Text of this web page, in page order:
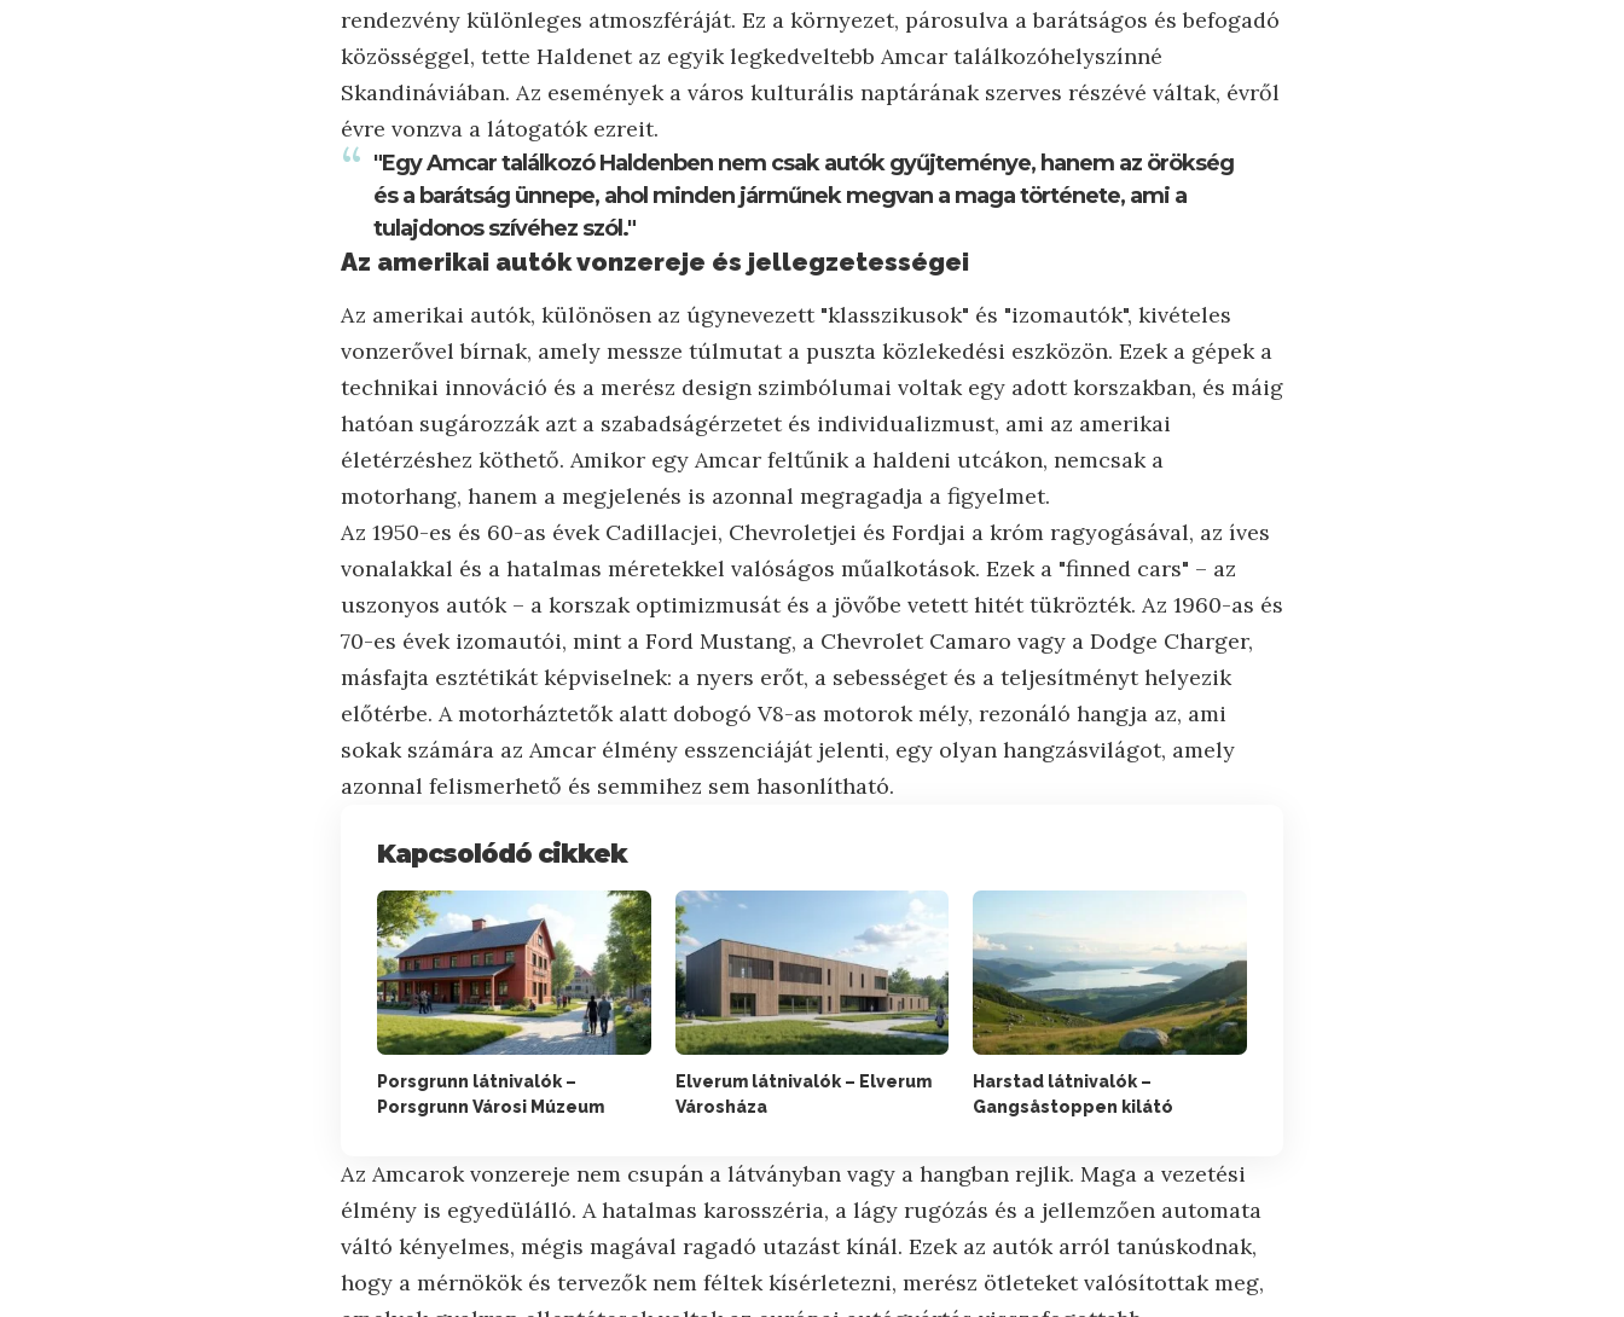
rendezvény különleges atmoszféráját. Ez a környezet, párosulva a barátságos és befogadó
közösséggel, tette Haldenet az egyik legkedveltebb Amcar találkozóhelyszínné
Skandináviában. Az események a város kulturális naptárának szerves részévé váltak, évről
évre vonzva a látogatók ezreit.
"Egy Amcar találkozó Haldenben nem csak autók gyűjteménye, hanem az örökség
és a barátság ünnepe, ahol minden járműnek megvan a maga története, ami a
tulajdonos szívéhez szól."
Az amerikai autók vonzereje és jellegzetességei
Az amerikai autók, különösen az úgynevezett "klasszikusok" és "izomautók", kivételes
vonzerővel bírnak, amely messze túlmutat a puszta közlekedési eszközön. Ezek a gépek a
technikai innováció és a merész design szimbólumai voltak egy adott korszakban, és máig
hatóan sugározzák azt a szabadságérzetet és individualizmust, ami az amerikai
életérzéshez köthető. Amikor egy Amcar feltűnik a haldeni utcákon, nemcsak a
motorhang, hanem a megjelenés is azonnal megragadja a figyelmet.
Az 1950-es és 60-as évek Cadillacjei, Chevroletjei és Fordjai a króm ragyogásával, az íves
vonalakkal és a hatalmas méretekkel valóságos műalkotások. Ezek a "finned cars" – az
uszonyos autók – a korszak optimizmusát és a jövőbe vetett hitét tükrözték. Az 1960-as és
70-es évek izomautói, mint a Ford Mustang, a Chevrolet Camaro vagy a Dodge Charger,
másfajta esztétikát képviselnek: a nyers erőt, a sebességet és a teljesítményt helyezik
előtérbe. A motorháztetők alatt dobogó V8-as motorok mély, rezonáló hangja az, ami
sokak számára az Amcar élmény esszenciáját jelenti, egy olyan hangzásvilágot, amely
azonnal felismerhető és semmihez sem hasonlítható.
Kapcsolódó cikkek
Porsgrunn látnivalók –
Porsgrunn Városi Múzeum
Elverum látnivalók – Elverum
Városháza
Harstad látnivalók –
Gangsåstoppen kilátó
Az Amcarok vonzereje nem csupán a látványban vagy a hangban rejlik. Maga a vezetési
élmény is egyedülálló. A hatalmas karosszéria, a lágy rugózás és a jellemzően automata
váltó kényelmes, mégis magával ragadó utazást kínál. Ezek az autók arról tanúskodnak,
hogy a mérnökök és tervezők nem féltek kísérletezni, merész ötleteket valósítottak meg,